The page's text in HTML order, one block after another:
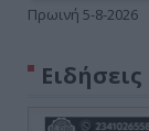
Πρωινή 5-8-2026
Ειδήσεις